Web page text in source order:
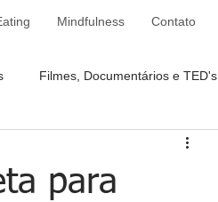
Mindfulness Contato
Filmes, Documentários e TED's
para